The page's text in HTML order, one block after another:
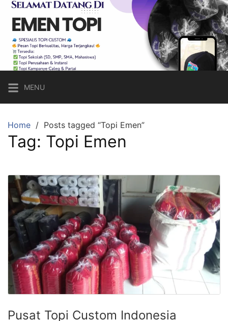
Skip
content
Emen
Topi
Topi
Custom
Harga
Bersahabat!
083821620656
MENU
Home Posts tagged “Topi Emen”
Tag: Topi Emen
Pusat Topi Custom Indonesia